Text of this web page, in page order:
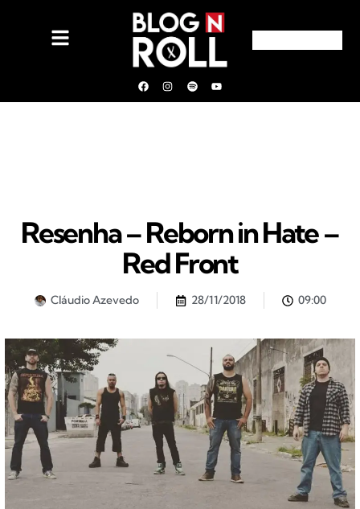
Resenha – Reborn in Hate –
Red Front
Cláudio Azevedo 28/11/2018 09:00